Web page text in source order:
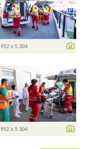
x 5 304
x 5 304